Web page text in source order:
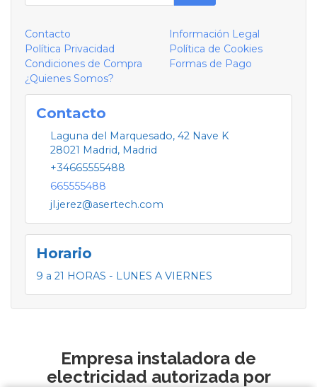
Contacto
Información Legal
Política Privacidad
Política de Cookies
Condiciones de Compra
Formas de Pago
¿Quienes Somos?
Contacto
Laguna del Marquesado, 42 Nave K
28021 Madrid, Madrid
+34665555488
665555488
jl.jerez@asertech.com
Horario
9 a 21 HORAS - LUNES A VIERNES
Empresa instaladora de
electricidad autorizada por